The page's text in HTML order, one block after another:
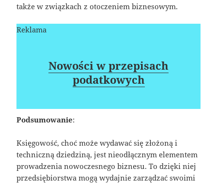
także w związkach z otoczeniem biznesowym.
Reklama
Nowości w przepisach
podatkowych
Podsumowanie:
Księgowość, choć może wydawać się złożoną i
techniczną dziedziną, jest nieodłącznym elementem
prowadzenia nowoczesnego biznesu. To dzięki niej
przedsiębiorstwa mogą wydajnie zarządzać swoimi